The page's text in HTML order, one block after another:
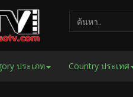
ประเภท Country ประเทศ